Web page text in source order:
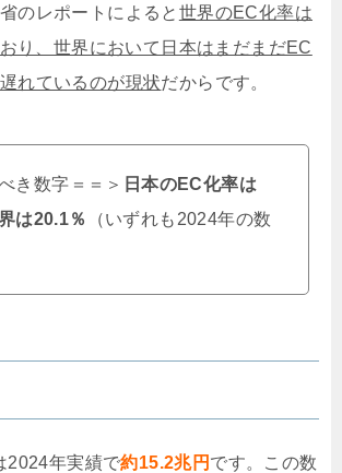
のレポートによると 世界のEC化率は
り、世界において日本はまだまだEC
れているのが現状だからです。
き数字＝＝＞ 日本のEC化率は
は20.1％
（いずれも2024年の数
2024年実績で約15.2兆円 です。この数